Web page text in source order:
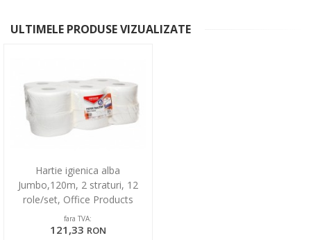
ULTIMELE PRODUSE VIZUALIZATE
Hartie igienica alba
Jumbo,120m, 2 straturi, 12
role/set, Office Products
fara TVA:
121,33 RON